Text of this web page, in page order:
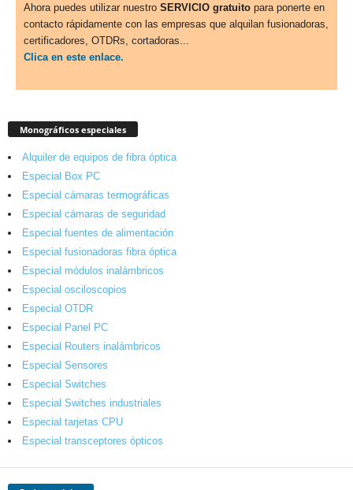
Ahora puedes utilizar nuestro SERVICIO gratuito para ponerte en
contacto rápidamente con las empresas que alquilan fusionadoras,
certificadores, OTDRs, cortadoras...
Clica en este enlace.
Monográficos especiales
Alquiler de equipos de fibra óptica
Especial Box PC
Especial cámaras termográficas
Especial cámaras de seguridad
Especial fuentes de alimentación
Especial fusionadoras fibra óptica
Especial módulos inalámbricos
Especial osciloscopios
Especial OTDR
Especial Panel PC
Especial Routers inalámbricos
Especial Sensores
Especial Switches
Especial Switches industriales
Especial tarjetas CPU
Especial transceptores ópticos